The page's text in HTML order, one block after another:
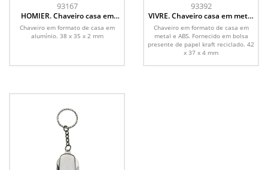
93167
HOMIER. Chaveiro casa em
alumínio
Chaveiro em formato de casa em
alumínio. 38 x 35 x 2 mm
93392
VIVRE. Chaveiro casa em metal
e ABS
Chaveiro em formato de casa em
metal e ABS. Fornecido em bolsa
presente de papel kraft reciclado. 42
x 37 x 4 mm